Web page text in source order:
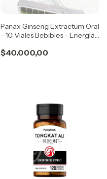
Panax Ginseng Extractum Oral
- 10 Viales Bebibles - Energía
$40.000,00